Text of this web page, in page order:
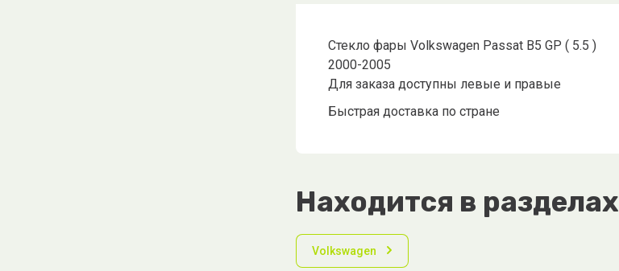
Стекло фары Volkswagen Passat B5 GP ( 5.5 )
2000-2005
Для заказа доступны левые и правые
Быстрая доставка по стране
Находится в разделах
Volkswagen